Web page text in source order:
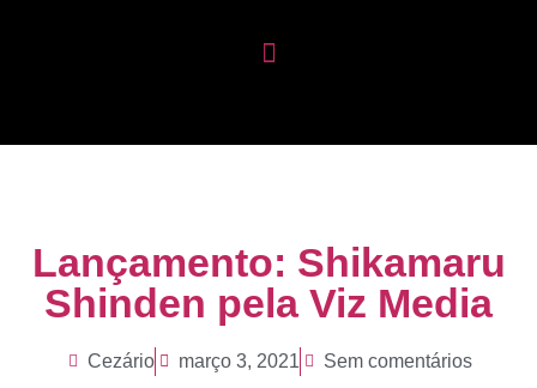
Lançamento: Shikamaru
Shinden pela Viz Media
Cezário março 3, 2021 Sem comentários